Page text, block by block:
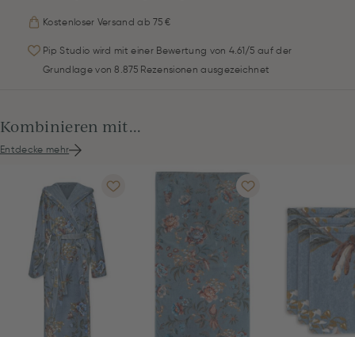
Kostenloser Versand ab 75 €
Pip Studio wird mit einer Bewertung von 4.61/5 auf der
Grundlage von 8.875 Rezensionen ausgezeichnet
Kombinieren mit...
Entdecke mehr